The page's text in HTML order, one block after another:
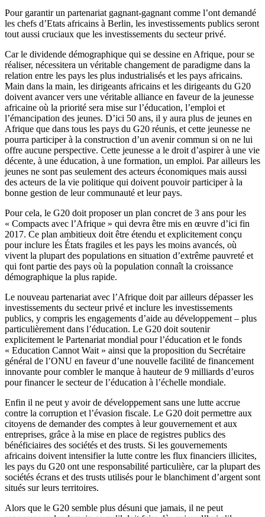
Pour garantir un partenariat gagnant-gagnant comme l’ont demandé
les chefs d’Etats africains à Berlin, les investissements publics seront
tout aussi cruciaux que les investissements du secteur privé.
Car le dividende démographique qui se dessine en Afrique, pour se
réaliser, nécessitera un véritable changement de paradigme dans la
relation entre les pays les plus industrialisés et les pays africains.
Main dans la main, les dirigeants africains et les dirigeants du G20
doivent avancer vers une véritable alliance en faveur de la jeunesse
africaine où la priorité sera mise sur l’éducation, l’emploi et
l’émancipation des jeunes. D’ici 50 ans, il y aura plus de jeunes en
Afrique que dans tous les pays du G20 réunis, et cette jeunesse ne
pourra participer à la construction d’un avenir commun si on ne lui
offre aucune perspective. Cette jeunesse a le droit d’aspirer à une vie
décente, à une éducation, à une formation, un emploi. Par ailleurs les
jeunes ne sont pas seulement des acteurs économiques mais aussi
des acteurs de la vie politique qui doivent pouvoir participer à la
bonne gestion de leur communauté et leur pays.
Pour cela, le G20 doit proposer un plan concret de 3 ans pour les
« Compacts avec l’Afrique » qui devra être mis en œuvre d’ici fin
2017. Ce plan ambitieux doit être étendu et explicitement conçu
pour inclure les États fragiles et les pays les moins avancés, où
vivent la plupart des populations en situation d’extrême pauvreté et
qui font partie des pays où la population connaît la croissance
démographique la plus rapide.
Le nouveau partenariat avec l’Afrique doit par ailleurs dépasser les
investissements du secteur privé et inclure les investissements
publics, y compris les engagements d’aide au développement – plus
particulièrement dans l’éducation. Le G20 doit soutenir
explicitement le Partenariat mondial pour l’éducation et le fonds
« Education Cannot Wait » ainsi que la proposition du Secrétaire
général de l’ONU en faveur d’une nouvelle facilité de financement
innovante pour combler le manque à hauteur de 9 milliards d’euros
pour financer le secteur de l’éducation à l’échelle mondiale.
Enfin il ne peut y avoir de développement sans une lutte accrue
contre la corruption et l’évasion fiscale. Le G20 doit permettre aux
citoyens de demander des comptes à leur gouvernement et aux
entreprises, grâce à la mise en place de registres publics des
bénéficiaires des sociétés et des trusts. Si les gouvernements
africains doivent intensifier la lutte contre les flux financiers illicites,
les pays du G20 ont une responsabilité particulière, car la plupart des
sociétés écrans et des trusts utilisés pour le blanchiment d’argent sont
situés sur leurs territoires.
Alors que le G20 semble plus désuni que jamais, il ne peut